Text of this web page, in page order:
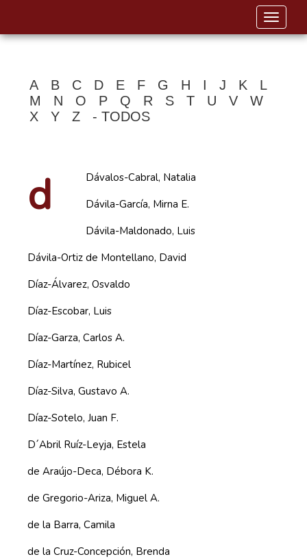
Toggle
A B C D E F G H I J K
L
M
N O P Q R S T U V
W
X
Y Z - TODOS
d
Dávalos-Cabral, Natalia
Dávila-García, Mirna E.
Dávila-Maldonado, Luis
Dávila-Ortiz de Montellano, David
Díaz-Álvarez, Osvaldo
Díaz-Escobar, Luis
Díaz-Garza, Carlos A.
Díaz-Martínez, Rubicel
Díaz-Silva, Gustavo A.
Díaz-Sotelo, Juan F.
D´Abril Ruíz-Leyja, Estela
de Araújo-Deca, Débora K.
de Gregorio-Ariza, Miguel A.
de la Barra, Camila
de la Cruz-Concepción, Brenda